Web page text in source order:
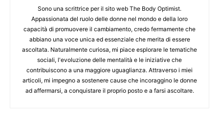
Sono una scrittrice per il sito web The Body Optimist.
Appassionata del ruolo delle donne nel mondo e della loro
capacità di promuovere il cambiamento, credo fermamente che
abbiano una voce unica ed essenziale che merita di essere
ascoltata. Naturalmente curiosa, mi piace esplorare le tematiche
sociali, l'evoluzione delle mentalità e le iniziative che
contribuiscono a una maggiore uguaglianza. Attraverso i miei
articoli, mi impegno a sostenere cause che incoraggino le donne
ad affermarsi, a conquistare il proprio posto e a farsi ascoltare.